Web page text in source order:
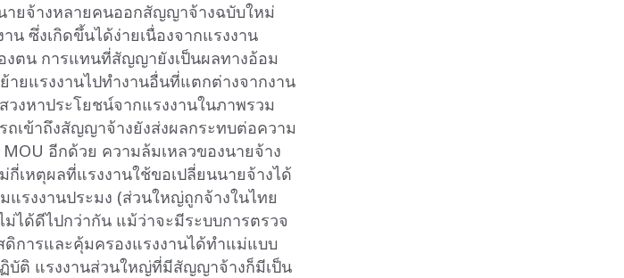
ายจ้างหลายคนออกสัญญาจ้างฉบับใหม่
น ซึ่งเกิดขึ้นได้ง่ายเนื่องจากแรงงาน
ตน การแทนที่สัญญายังเป็นผลทางอ้อม
ยแรงงานไปทำงานอื่นที่แตกต่างจากงาน
งหาประโยชน์จากแรงงานในภาพรวม
เข้าถึงสัญญาจ้างยังส่งผลกระทบต่อความ
อีกด้วย ความล้มเหลวของนายจ้าง
เหตุผลที่แรงงานใช้ขอเปลี่ยนนายจ้างได้
รงงานประมง (ส่วนใหญ่ถูกจ้างในไทย
ได้ดีไปกว่ากัน แม้ว่าจะมีระบบการตรวจ
ดิการและคุ้มครองแรงงานได้ทำแม่แบบ
ติ แรงงานส่วนใหญ่ที่มีสัญญาจ้างก็มีเป็น